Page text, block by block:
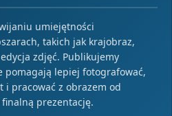
umiejętności
takich jak krajobraz,
zdjęć. Publikujemy
pomagają lepiej fotografować,
i pracować z obrazem od
prezentację.